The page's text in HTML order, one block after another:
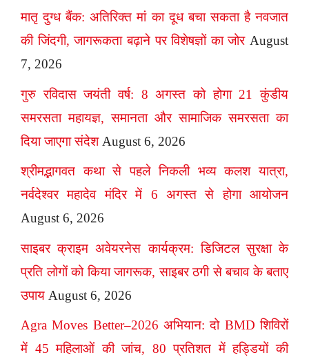
मातृ दुग्ध बैंक: अतिरिक्त मां का दूध बचा सकता है नवजात
की जिंदगी, जागरूकता बढ़ाने पर विशेषज्ञों का जोर August
7, 2026
गुरु रविदास जयंती वर्ष: 8 अगस्त को होगा 21 कुंडीय
समरसता महायज्ञ, समानता और सामाजिक समरसता का
दिया जाएगा संदेश August 6, 2026
श्रीमद्भागवत कथा से पहले निकली भव्य कलश यात्रा,
नर्वदेश्वर महादेव मंदिर में 6 अगस्त से होगा आयोजन
August 6, 2026
साइबर क्राइम अवेयरनेस कार्यक्रम: डिजिटल सुरक्षा के
प्रति लोगों को किया जागरूक, साइबर ठगी से बचाव के बताए
उपाय August 6, 2026
Agra Moves Better–2026 अभियान: दो BMD शिविरों
में 45 महिलाओं की जांच, 80 प्रतिशत में हड्डियों की